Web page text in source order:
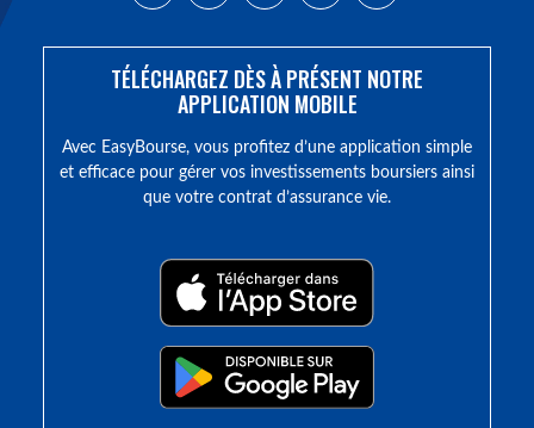
TÉLÉCHARGEZ DÈS À PRÉSENT NOTRE
APPLICATION MOBILE
Avec EasyBourse, vous profitez d’une application simple
et efficace pour gérer vos investissements boursiers ainsi
que votre contrat d’assurance vie.